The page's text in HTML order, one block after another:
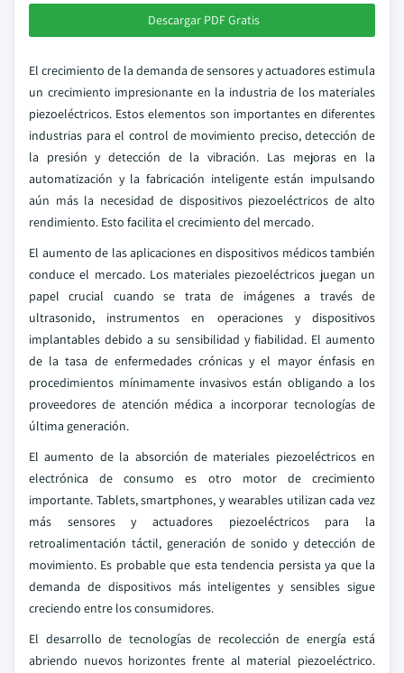
Descargar PDF Gratis
El crecimiento de la demanda de sensores y actuadores estimula
un crecimiento impresionante en la industria de los materiales
piezoeléctricos. Estos elementos son importantes en diferentes
industrias para el control de movimiento preciso, detección de
la presión y detección de la vibración. Las mejoras en la
automatización y la fabricación inteligente están impulsando
aún más la necesidad de dispositivos piezoeléctricos de alto
rendimiento. Esto facilita el crecimiento del mercado.
El aumento de las aplicaciones en dispositivos médicos también
conduce el mercado. Los materiales piezoeléctricos juegan un
papel crucial cuando se trata de imágenes a través de
ultrasonido, instrumentos en operaciones y dispositivos
implantables debido a su sensibilidad y fiabilidad. El aumento
de la tasa de enfermedades crónicas y el mayor énfasis en
procedimientos mínimamente invasivos están obligando a los
proveedores de atención médica a incorporar tecnologías de
última generación.
El aumento de la absorción de materiales piezoeléctricos en
electrónica de consumo es otro motor de crecimiento
importante. Tablets, smartphones, y wearables utilizan cada vez
más sensores y actuadores piezoeléctricos para la
retroalimentación táctil, generación de sonido y detección de
movimiento. Es probable que esta tendencia persista ya que la
demanda de dispositivos más inteligentes y sensibles sigue
creciendo entre los consumidores.
El desarrollo de tecnologías de recolección de energía está
abriendo nuevos horizontes frente al material piezoeléctrico.